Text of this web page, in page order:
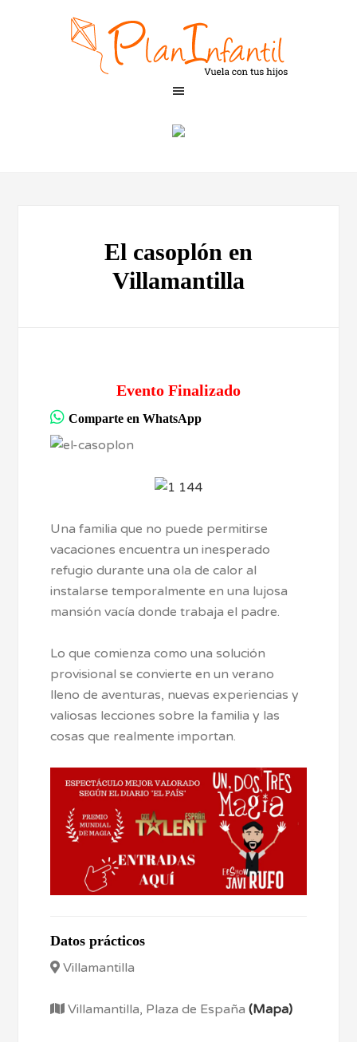
El casoplón en
Villamantilla
Evento Finalizado
Comparte en WhatsApp
Una familia que no puede permitirse
vacaciones encuentra un inesperado
refugio durante una ola de calor al
instalarse temporalmente en una lujosa
mansión vacía donde trabaja el padre.
Lo que comienza como una solución
provisional se convierte en un verano
lleno de aventuras, nuevas experiencias y
valiosas lecciones sobre la familia y las
cosas que realmente importan.
Datos prácticos
Villamantilla
Villamantilla, Plaza de España(Mapa)